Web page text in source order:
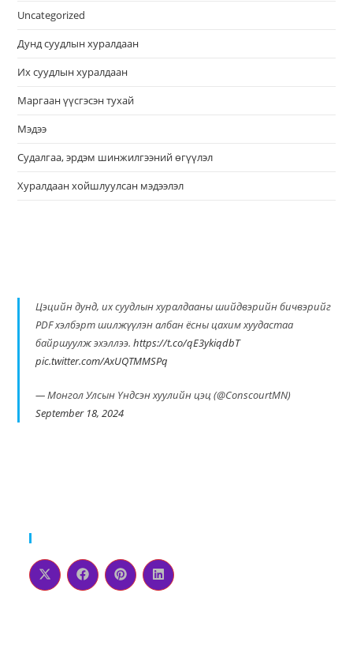
Uncategorized
Дунд суудлын хуралдаан
Их суудлын хуралдаан
Маргаан үүсгэсэн тухай
Мэдээ
Судалгаа, эрдэм шинжилгээний өгүүлэл
Хуралдаан хойшлуулсан мэдээлэл
Цэцийн дунд, их суудлын хуралдааны шийдвэрийн бичвэрийг
PDF хэлбэрт шилжүүлэн албан ёсны цахим хуудастаа
байршуулж эхэллээ.https://t.co/qE3ykiqdbT
pic.twitter.com/AxUQTMMSPq
— Монгол Улсын Үндсэн хуулийн цэц (@ConscourtMN)
September 18, 2024